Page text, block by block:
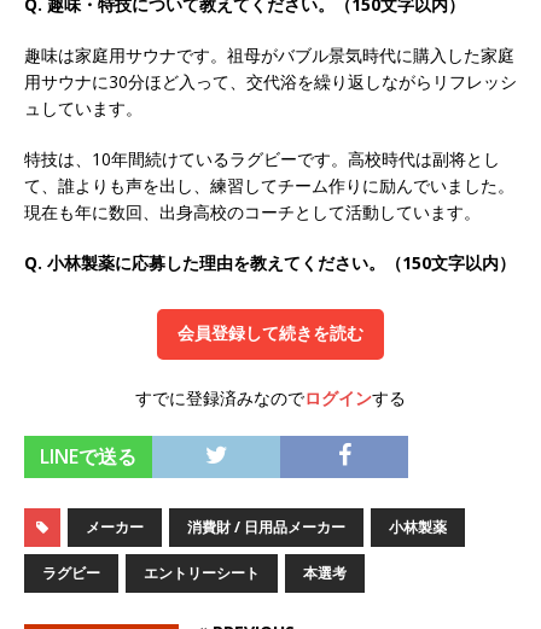
[ 2026年5月15日 ]
【 28卒 ｜ インターンシップ
参加者は書類選考・一次面接免除 】 M&A総研の
グループ企業 ｜ 日本トップレベルの企業へ幅広
大手グループとしての安定性バツグン ｜ 年収
500万スタート ｜ 土日祝休み ｜ 東京勤務 ｜ ク
オンツ・コンサルティング
体育会積極採用企
[ 2026年5月14日 ] 【 28卒 ｜ ES自動合格!! 】 文
全てと取引する国内トップシェアのマグネシウム
均6ヶ月以上 ｜ ミツワ電機工業
体育会積極採
用企業
[ 2026年5月14日 ]
Q. 趣味・特技について教えてください。（150文字以内）
趣味は家庭用サウナです。祖母がバブル景気時代に購入した家庭
用サウナに30分ほど入って、交代浴を繰り返しながらリフレッシ
ュしています。
特技は、10年間続けているラグビーです。高校時代は副将とし
て、誰よりも声を出し、練習してチーム作りに励んでいました。
現在も年に数回、出身高校のコーチとして活動しています。
Q. 小林製薬に応募した理由を教えてください。（150文字以内）
会員登録して続きを読む
すでに登録済みなのでログインする
LINEで送る
メーカー 消費財 / 日用品メーカー 小林製薬
ラグビー エントリーシート 本選考